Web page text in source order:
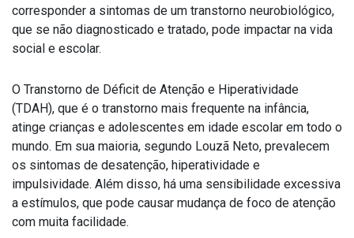
corresponder a sintomas de um transtorno neurobiológico,
que se não diagnosticado e tratado, pode impactar na vida
social e escolar.
O Transtorno de Déficit de Atenção e Hiperatividade
(TDAH), que é o transtorno mais frequente na infância,
atinge crianças e adolescentes em idade escolar em todo o
mundo. Em sua maioria, segundo Louzã Neto, prevalecem
os sintomas de desatenção, hiperatividade e
impulsividade. Além disso, há uma sensibilidade excessiva
a estímulos, que pode causar mudança de foco de atenção
com muita facilidade.